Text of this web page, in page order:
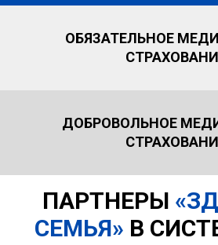
ОБЯЗАТЕЛЬНОЕ
ДОБРОВОЛЬНОЕ
ПАРТНЕРЫ
СЕМЬЯ» В